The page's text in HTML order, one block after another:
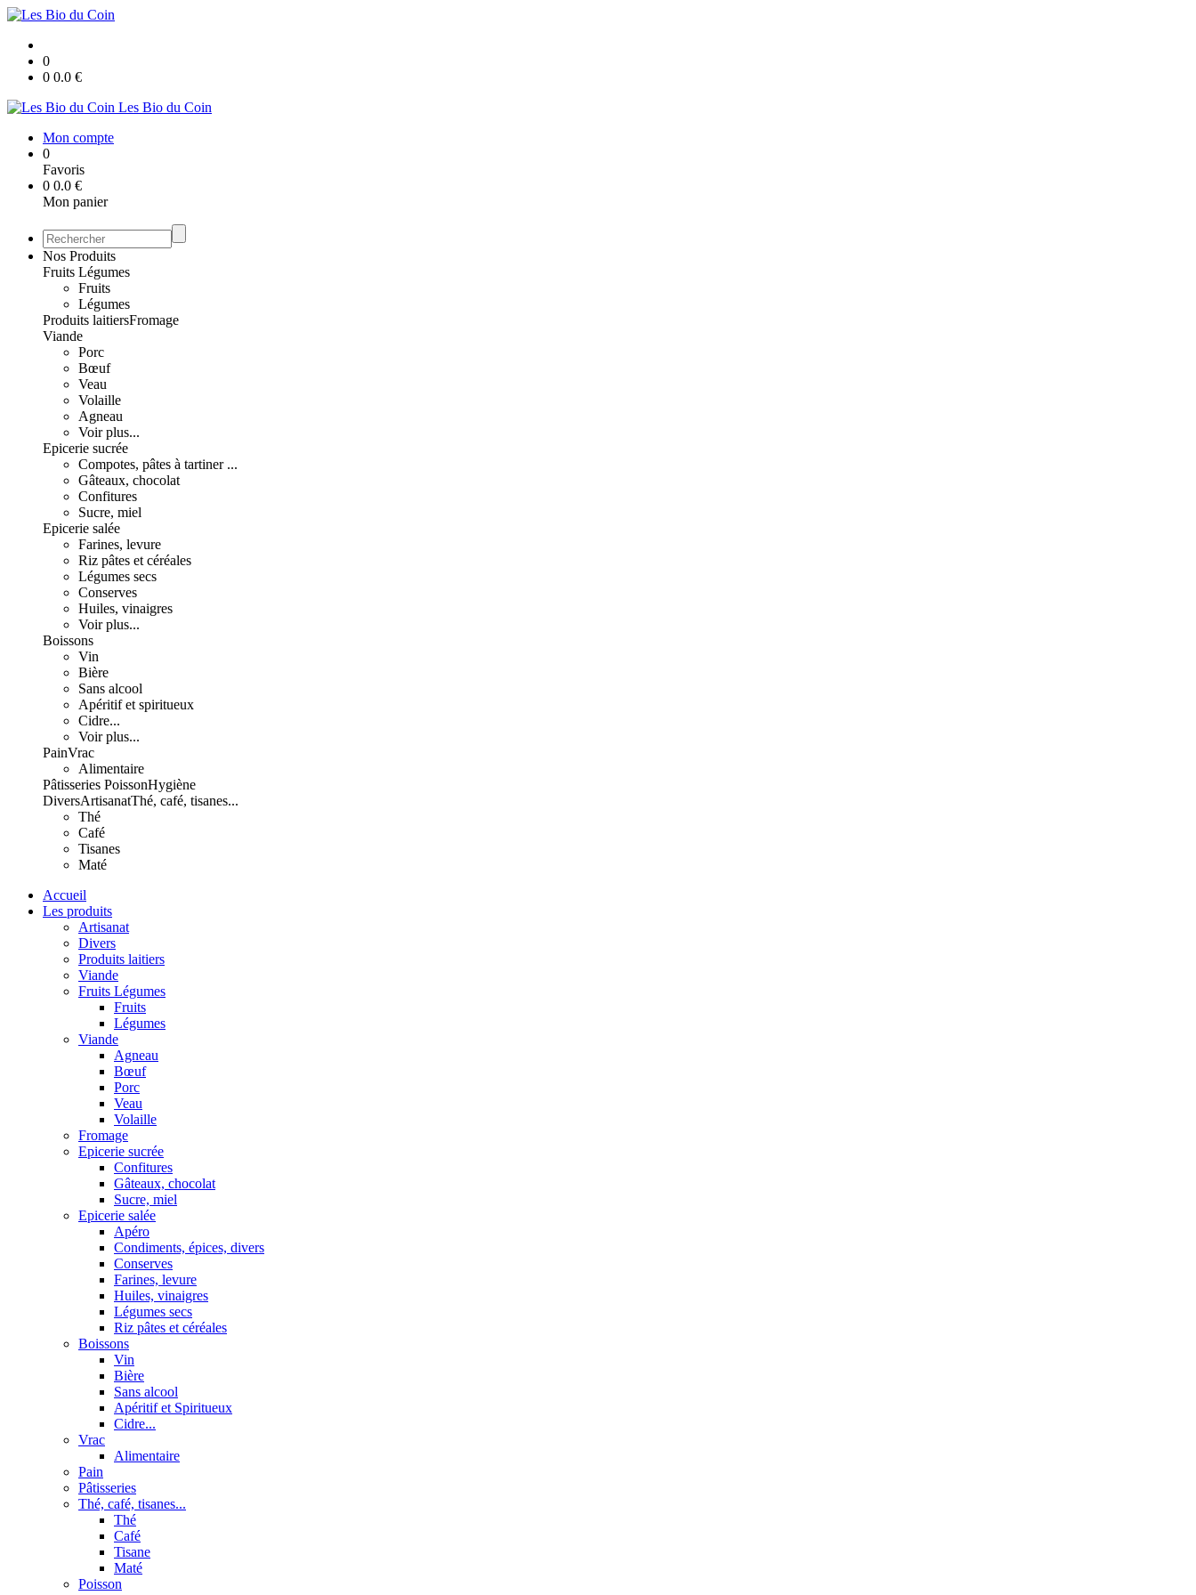
0
0 0.0 €
Les Bio du Coin
Mon compte
0
Favoris
0 0.0 €
Mon panier
Nos Produits
Fruits Légumes
Fruits
Légumes
Produits laitiersFromage
Viande
Porc
Bœuf
Veau
Volaille
Agneau
Voir plus...
Epicerie sucrée
Compotes, pâtes à tartiner ...
Gâteaux, chocolat
Confitures
Sucre, miel
Epicerie salée
Farines, levure
Riz pâtes et céréales
Légumes secs
Conserves
Huiles, vinaigres
Voir plus...
Boissons
Vin
Bière
Sans alcool
Apéritif et spiritueux
Cidre...
Voir plus...
PainVrac
Alimentaire
Pâtisseries PoissonHygiène
DiversArtisanatThé, café, tisanes...
Thé
Café
Tisanes
Maté
Accueil
Les produits
Artisanat
Divers
Produits laitiers
Viande
Fruits Légumes
Fruits
Légumes
Viande
Agneau
Bœuf
Porc
Veau
Volaille
Fromage
Epicerie sucrée
Confitures
Gâteaux, chocolat
Sucre, miel
Epicerie salée
Apéro
Condiments, épices, divers
Conserves
Farines, levure
Huiles, vinaigres
Légumes secs
Riz pâtes et céréales
Boissons
Vin
Bière
Sans alcool
Apéritif et Spiritueux
Cidre...
Vrac
Alimentaire
Pain
Pâtisseries
Thé, café, tisanes...
Thé
Café
Tisane
Maté
Poisson